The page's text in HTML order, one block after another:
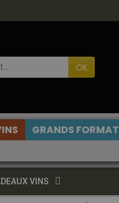
OK
GRANDS
VINS